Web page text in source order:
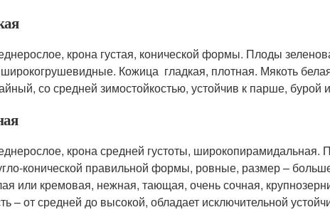
крона густая, конической формы. Плоды
Кожица гладкая, плотная. Мякоть
со средней зимостойкостью, устойчив к парше, бурой
крона средней густоты, широкопирамидальная.
конической правильной формы, ровные, размер –
или кремовая, нежная, тающая, очень сочная,
– от средней до высокой, обладает исключительной